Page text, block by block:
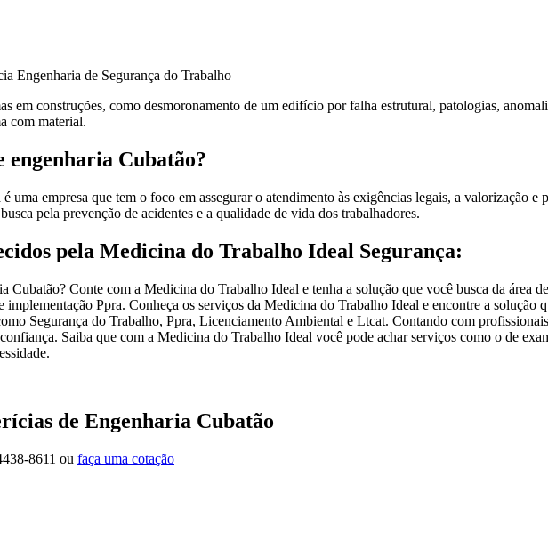
em construções, como desmoronamento de um edifício por falha estrutural, patologias,
com material.
engenharia Cubatão?
uma empresa que tem o foco em assegurar o atendimento às exigências legais, a valorização e
pela prevenção de acidentes e a qualidade de vida dos trabalhadores.
pela Medicina do Trabalho Ideal Segurança:
Cubatão? Conte com a Medicina do Trabalho Ideal e tenha a solução que você busca da área
implementação Ppra. Conheça os serviços da Medicina do Trabalho Ideal e encontre a solução
Segurança do Trabalho, Ppra, Licenciamento Ambiental e Ltcat. Contando com
Saiba que com a Medicina do Trabalho Ideal você pode achar serviços como o de
de Engenharia Cubatão
8611 ou faça uma cotação